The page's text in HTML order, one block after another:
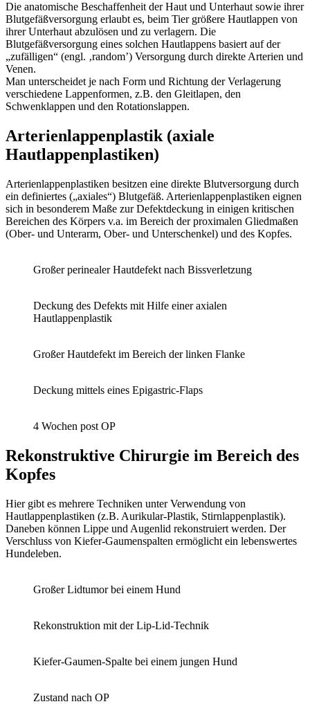
Die anatomische Beschaffenheit der Haut und Unterhaut sowie ihrer
Blutgefäßversorgung erlaubt es, beim Tier größere Hautlappen von
ihrer Unterhaut abzulösen und zu verlagern. Die
Blutgefäßversorgung eines solchen Hautlappens basiert auf der
„zufälligen“ (engl. ‚random’) Versorgung durch direkte Arterien und
Venen.
Man unterscheidet je nach Form und Richtung der Verlagerung
verschiedene Lappenformen, z.B. den Gleitlapen, den
Schwenklappen und den Rotationslappen.
Arterienlappenplastik (axiale
Hautlappenplastiken)
Arterienlappenplastiken besitzen eine direkte Blutversorgung durch
ein definiertes („axiales“) Blutgefäß. Arterienlappenplastiken eignen
sich in besonderem Maße zur Defektdeckung in einigen kritischen
Bereichen des Körpers v.a. im Bereich der proximalen Gliedmaßen
(Ober- und Unterarm, Ober- und Unterschenkel) und des Kopfes.
Großer perinealer Hautdefekt nach Bissverletzung
Deckung des Defekts mit Hilfe einer axialen
Hautlappenplastik
Großer Hautdefekt im Bereich der linken Flanke
Deckung mittels eines Epigastric-Flaps
4 Wochen post OP
Rekonstruktive Chirurgie im Bereich des
Kopfes
Hier gibt es mehrere Techniken unter Verwendung von
Hautlappenplastiken (z.B. Aurikular-Plastik, Stirnlappenplastik).
Daneben können Lippe und Augenlid rekonstruiert werden. Der
Verschluss von Kiefer-Gaumenspalten ermöglicht ein lebenswertes
Hundeleben.
Großer Lidtumor bei einem Hund
Rekonstruktion mit der Lip-Lid-Technik
Kiefer-Gaumen-Spalte bei einem jungen Hund
Zustand nach OP